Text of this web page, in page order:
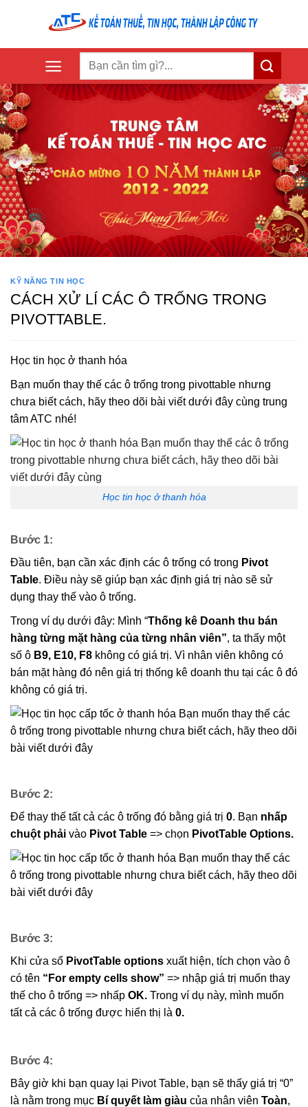
KỸ NĂNG TIN HỌC
CÁCH XỬ LÍ CÁC Ô TRỐNG TRONG
PIVOTTABLE.
Học tin học ở thanh hóa
Bạn muốn thay thế các ô trống trong pivottable nhưng
chưa biết cách, hãy theo dõi bài viết dưới đây cùng trung
tâm ATC nhé!
Học tin học ở thanh hóa
Bước 1:
Đầu tiên, bạn cần xác định các ô trống có trong Pivot
Table. Điều này sẽ giúp bạn xác định giá trị nào sẽ sử
dụng thay thế vào ô trống.
Trong ví dụ dưới đây: Mình “Thống kê Doanh thu bán
hàng từng mặt hàng của từng nhân viên”, ta thấy một
số ô B9, E10, F8 không có giá trị. Vì nhân viên không có
bán mặt hàng đó nên giá trị thống kê doanh thu tại các ô đó
không có giá trị.
Bước 2:
Để thay thế tất cả các ô trống đó bằng giá trị 0. Bạn nhấp
chuột phải vào Pivot Table => chọn PivotTable Options.
Bước 3:
Khi cửa sổ PivotTable options xuất hiện, tích chọn vào ô
có tên “For empty cells show” => nhập giá trị muốn thay
thế cho ô trống => nhấp OK. Trong ví dụ này, mình muốn
tất cả các ô trống được hiển thị là 0.
Bước 4:
Bây giờ khi bạn quay lại Pivot Table, bạn sẽ thấy giá trị “0”
là nằm trong mục Bí quyết làm giàu của nhân viên Toàn,